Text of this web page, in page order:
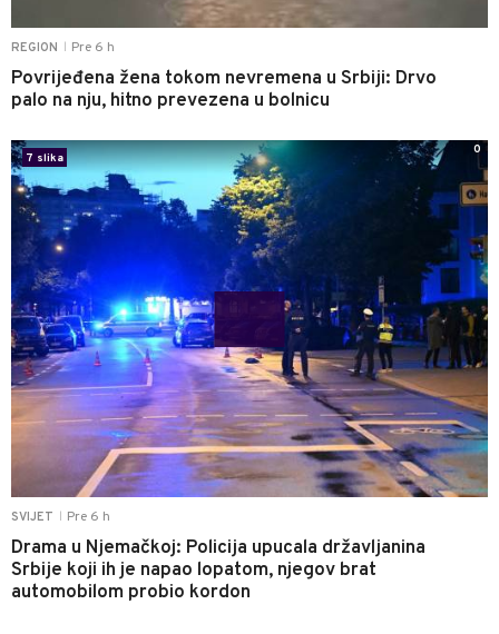
REGION Pre 6 h
Povrijeđena žena tokom nevremena u Srbiji: Drvo
palo na nju, hitno prevezena u bolnicu
SVIJET Pre 6 h
Drama u Njemačkoj: Policija upucala državljanina
Srbije koji ih je napao lopatom, njegov brat
automobilom probio kordon
7 slika
0